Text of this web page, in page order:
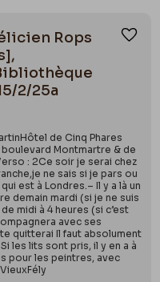
Rops
2/25a
de Cinq Phares
Montmartre & de
: 2Ce soir je serai chez
ne sais si je pars ou
est à Londres.– Il y a là un
demain mardi (si je ne suis
midi à 4 heures (si c’est
avec ses
quitterai Il faut absolument
les lits sont pris, il y en a à
pour les peintres, avec